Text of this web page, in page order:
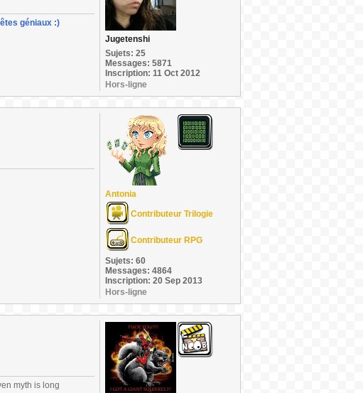
géniaux :)
Jugetenshi
Sujets: 25
Messages: 5871
Inscription: 11 Oct 2012
Hors-ligne
Antonia
Contributeur Trilogie
Contributeur RPG
Sujets: 60
Messages: 4864
Inscription: 20 Sep 2013
Hors-ligne
myth is long